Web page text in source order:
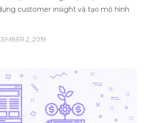
customer insight và tạo mô hình
2, 2019